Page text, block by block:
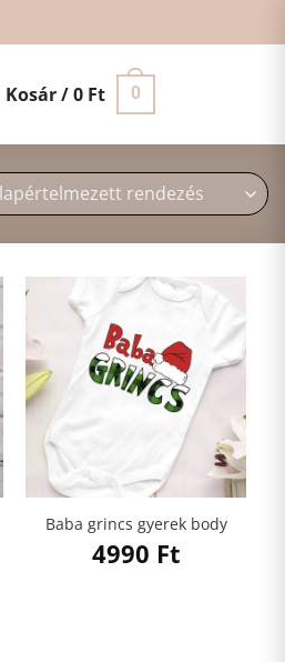
Kosár /0 Ft 0
Baba grincs gyerek body
4990 Ft